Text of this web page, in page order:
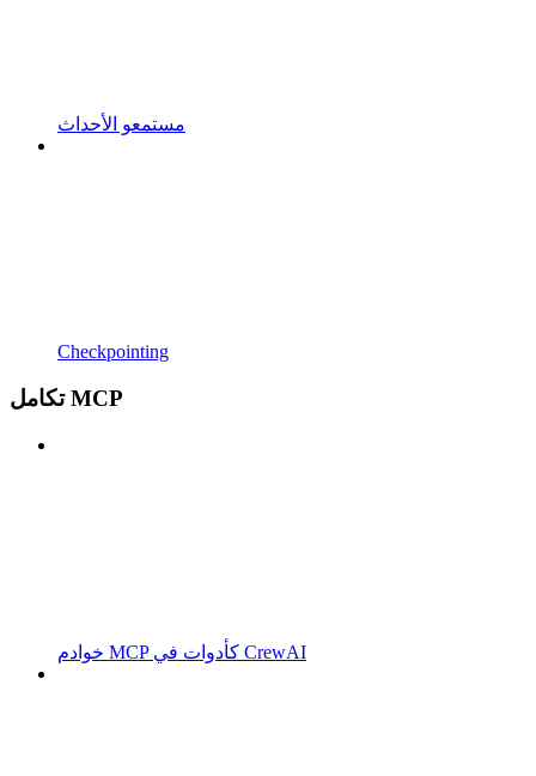
مستمعو الأحداث
Checkpointing
تكامل MCP
خوادم MCP كأدوات في CrewAI